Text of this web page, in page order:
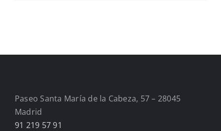
Paseo Santa María de la Cabeza, 57 – 28045
Madrid
91 219 57 91